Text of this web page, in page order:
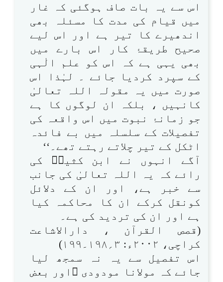
اس سے یہ بات صاف ہوگئی کہ غار
میں قیام کی مدت کا مسئلہ بھی
اندھیرے کا تیر ہے اور اس لیے
صحیح طریقۂ کار اس بارے میں
بھی یہی ہے کہ اس کو علم الٰہی
کے سپرد کردیا جائے ۔ لہٰذا اس
صورت میں یہ مقولہ اللہ تعالیٰ
کانہیں ، بلکہ ان لوگوں کا ہے
جو زمانۂ نبوت میں اس واقعہ کی
تفصیلات کے سلسلہ میں بے فائدہ
اٹکل کے تیر چلاتے رہتے تھے۔‘‘
آگے انہوں نے ابن کثیرؒ کی
رائے کہ یہ اللہ تعالیٰ کی جانب
سے خبر ہے، اور ان کے دلائل
کونقل کرکے ان کا محاکمہ کیا
ہے اور ان کی تردید کی ہے۔
(قصص القرآن ، دارالاشاعت
کراچی، ۲۰۰۲ء: ۳؍۱۹۸۔۱۹۹)
اس تفصیل سے یہ نہ سمجھ لیا
جائے کہ مولانا مودودی ؒاور بعض